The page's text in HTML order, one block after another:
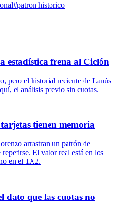
#patron historico
estadística frena al Ciclón
pero el historial reciente de Lanús
el análisis previo sin cuotas.
tienen memoria
arrastran un patrón de
El valor real está en los
en el 1X2.
dato que las cuotas no